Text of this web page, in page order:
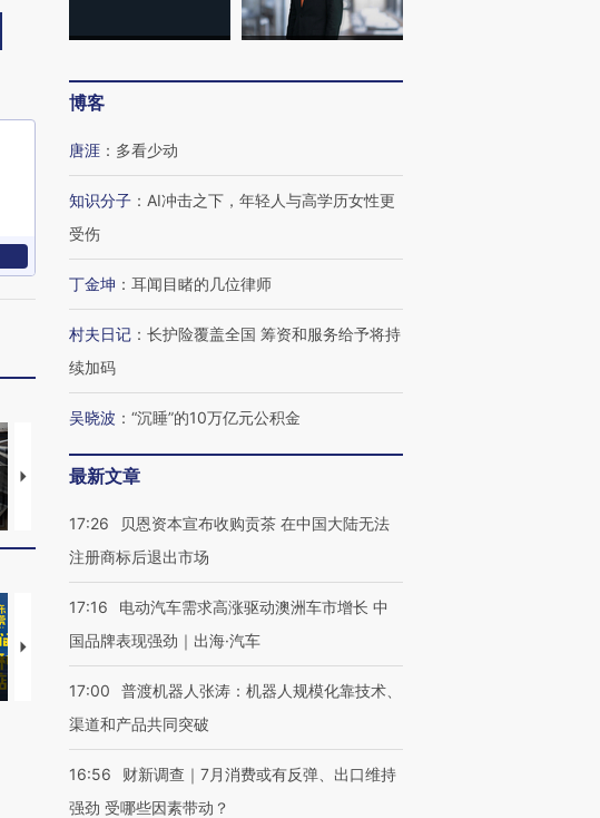
马航飞行员跨国走私7万
心“花钱找虐”？
要防空导弹“救急”
【推广】走进第四届链博
会，让数智科技“链”接产
【特别呈现】寻找100种
有意思的生活方式·第三对
CFO：不靠规模取胜，华
住三大增长引擎是什么？
博客
唐涯 ： 多看少动
知识分子 ： AI冲击之下，年轻人与高学历女性更
受伤
丁金坤 ： 耳闻目睹的几位律师
村夫日记 ： 长护险覆盖全国 筹资和服务给予将持
续加码
吴晓波 ： “沉睡”的10万亿元公积金
最新文章
17:26
贝恩资本宣布收购贡茶 在中国大陆无法
注册商标后退出市场
17:16
电动汽车需求高涨驱动澳洲车市增长 中
国品牌表现强劲｜出海·汽车
17:00
普渡机器人张涛：机器人规模化靠技术、
渠道和产品共同突破
16:56
财新调查｜7月消费或有反弹、出口维持
强劲 受哪些因素带动？